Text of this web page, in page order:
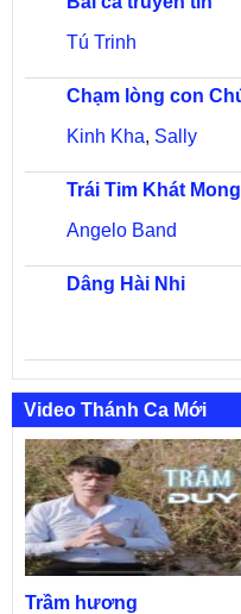
Tú Trinh
Chạm lòng con
Kinh Kha, Sally
Trái Tim Khát Mong
Angelo Band
Dâng Hài Nhi
Video Thánh Ca Mới
Trầm hương